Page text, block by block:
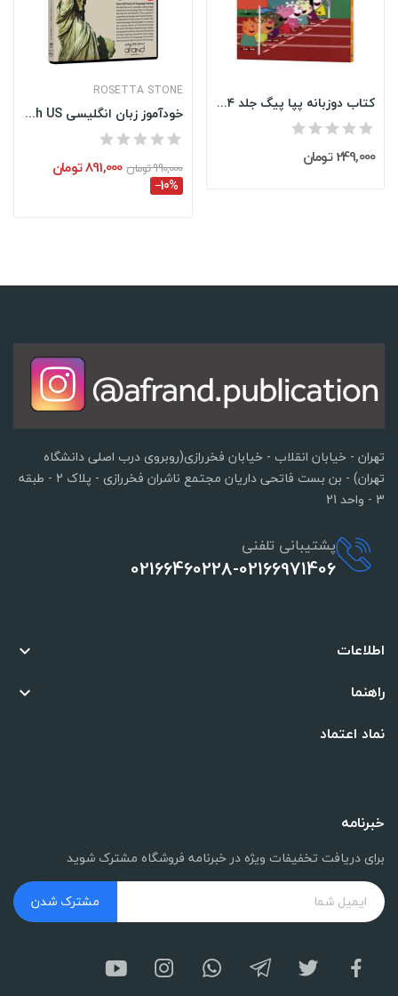
ROSETTA STONE
خودآموز زبان انگلیسی Rosetta Stone English US...
990,000 تومان 891,000 تومان
‎−10%
کتاب دوزبانه پپا پیگ جلد ۴ | روز ورزش | فارسی و...
249,000 تومان
تهران - خیابان انقلاب - خیابان فخررازی(روبروی درب اصلی دانشگاه
تهران) - بن بست فاتحی داریان مجتمع ناشران فخررازی - پلاک 2 - طبقه
3 - واحد 21
پشتیبانی تلفنی
02166460228-02166971406
اطلاعات 
راهنما 
نماد اعتماد
خبرنامه
برای دریافت تخفیفات ویژه در خبرنامه فروشگاه مشترک شوید
مشترک شدن